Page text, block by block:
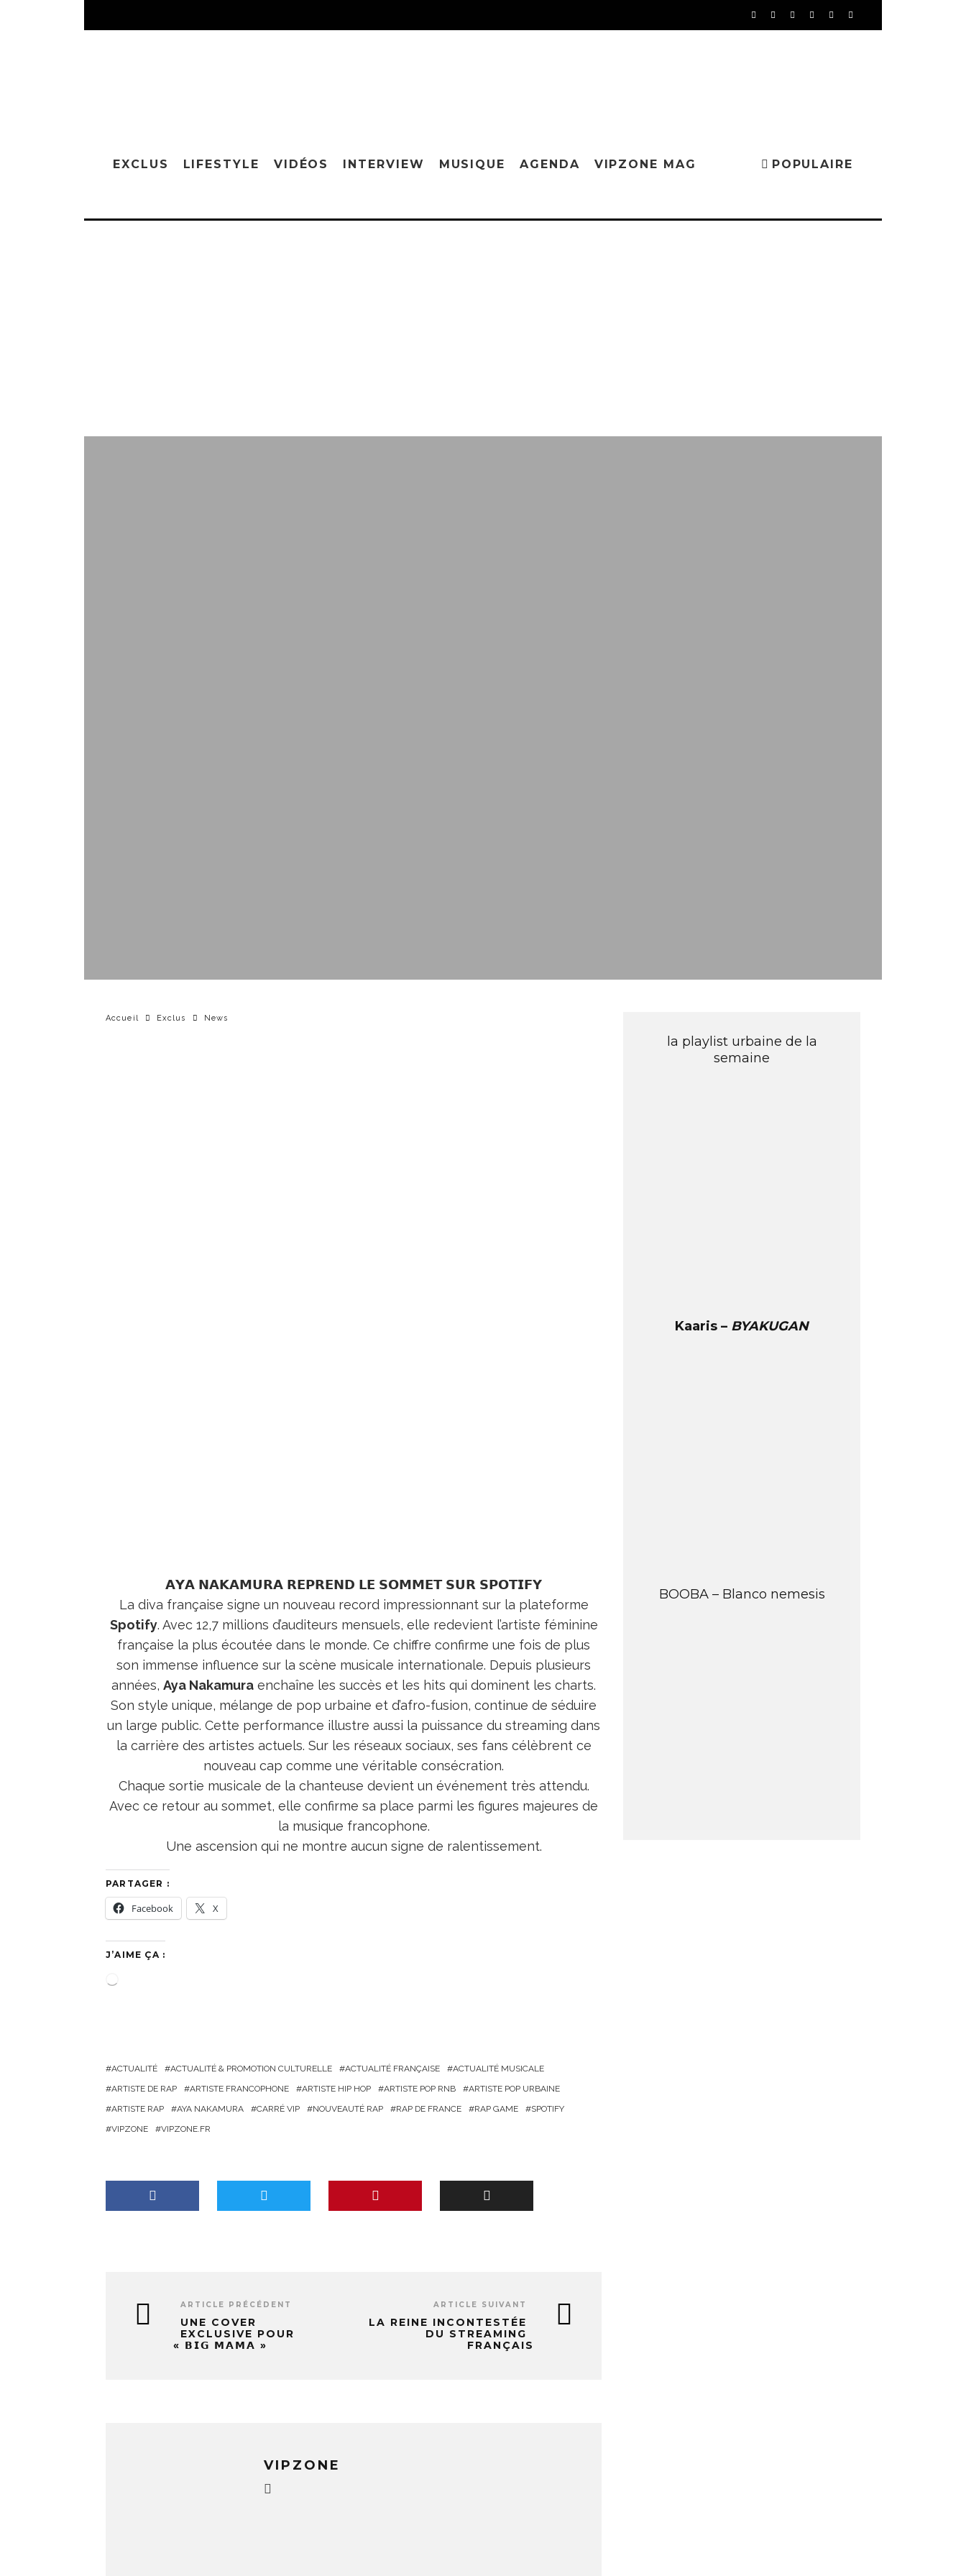
EXCLUS LIFESTYLE VIDÉOS INTERVIEW MUSIQUE AGENDA VIPZONE MAG POPULAIRE
Accueil Exclus News
𝗔𝗬𝗔 𝗡𝗔𝗞𝗔𝗠𝗨𝗥𝗔 𝗥𝗘𝗣𝗥𝗘𝗡𝗗 𝗟𝗘 𝗦𝗢𝗠𝗠𝗘𝗧 𝗦𝗨𝗥 𝗦𝗣𝗢𝗧𝗜𝗙𝗬
La diva française signe un nouveau record impressionnant sur la plateforme
Spotify. Avec 12,7 millions d’auditeurs mensuels, elle redevient l’artiste féminine
française la plus écoutée dans le monde. Ce chiffre confirme une fois de plus
son immense influence sur la scène musicale internationale. Depuis plusieurs
années, Aya Nakamura enchaîne les succès et les hits qui dominent les charts.
Son style unique, mélange de pop urbaine et d’afro-fusion, continue de séduire
un large public. Cette performance illustre aussi la puissance du streaming dans
la carrière des artistes actuels. Sur les réseaux sociaux, ses fans célèbrent ce
nouveau cap comme une véritable consécration.
Chaque sortie musicale de la chanteuse devient un événement très attendu.
Avec ce retour au sommet, elle confirme sa place parmi les figures majeures de
la musique francophone.
Une ascension qui ne montre aucun signe de ralentissement.
PARTAGER :
Facebook X
J’AIME ÇA :
…
ACTUALITÉ ACTUALITÉ & PROMOTION CULTURELLE ACTUALITÉ FRANÇAISE
ACTUALITÉ MUSICALE
ARTISTE DE RAP
ARTISTE FRANCOPHONE ARTISTE HIP HOP ARTISTE POP RNB
ARTISTE POP URBAINE
ARTISTE RAP
AYA NAKAMURA CARRÉ VIP NOUVEAUTÉ RAP RAP DE FRANCE RAP GAME
SPOTIFY
VIPZONE
VIPZONE.FR
ARTICLE PRÉCÉDENT
UNE COVER
EXCLUSIVE POUR
« 𝗕𝗜𝗚 𝗠𝗔𝗠𝗔 »
ARTICLE SUIVANT
LA REINE INCONTESTÉE
DU STREAMING
FRANÇAIS
VIPZONE
la playlist urbaine de la
semaine
Kaaris – BYAKUGAN
BOOBA – Blanco nemesis